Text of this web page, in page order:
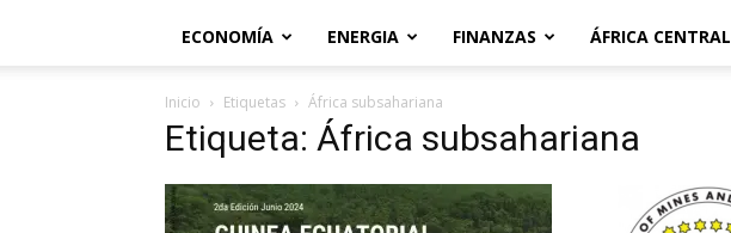
ECONOMÍA ENERGIA FINANZAS ÁFRICA CENTRAL
Inicio Etiquetas África subsahariana
Etiqueta: África subsahariana